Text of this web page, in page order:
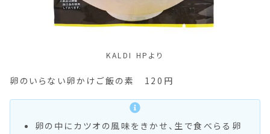
KALDI HPより
卵のいらない卵かけご飯の素 120円
卵の中にカツオの風味をきかせ、生で食べらる卵